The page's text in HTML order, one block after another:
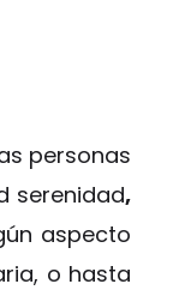
personas
serenidad,
aspecto
o hasta